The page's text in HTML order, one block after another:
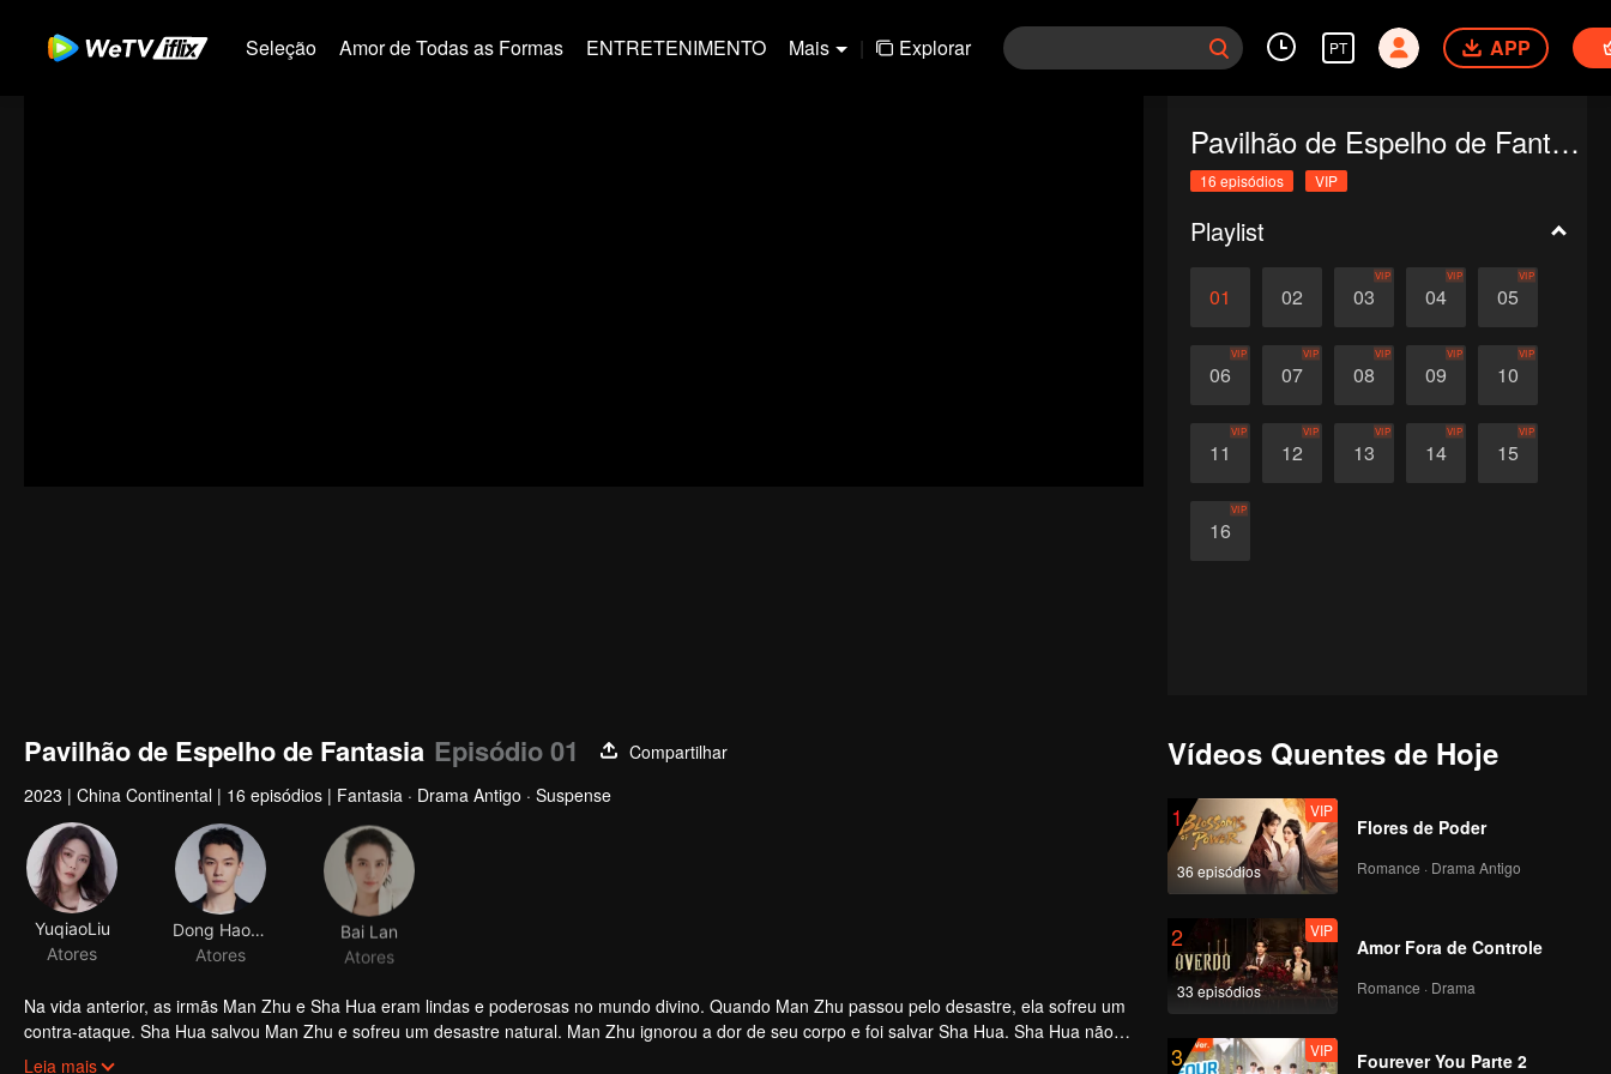
Seleção Amor de Todas as Formas ENTRETENIMENTO Mais | Explorar PT APP
Pavilhão de Espelho de Fantasia
16 episódios VIP
Playlist
01 02 03
VIP
04
VIP
05
VIP
06
VIP
07
VIP
08
VIP
09
VIP
10
VIP
11
VIP
12
VIP
13
VIP
14
VIP
15
VIP
16
VIP
Pavilhão de Espelho de Fantasia Episódio 01
Compartilhar
2023 | China Continental | 16 episódios | Fantasia · Drama Antigo · Suspense
YuqiaoLiu
Atores
Atores
Bai Lan
Atores
Na vida anterior, as irmãs Man Zhu e Sha Hua eram lindas e poderosas no mundo divino. Quando Man Zhu passou pelo desastre, ela sofreu um
contra-ataque. Sha Hua salvou Man Zhu e sofreu um desastre natural. Man Zhu ignorou a dor de seu corpo e foi salvar Sha Hua. Sha Hua não
conseguia ver a irmã sofrendo e decidiu se sacrificar. O deus ficou comovido com as emoções das duas irmãs e decidiu dar-lhes a oportunidade
Após o aparecimento de Man Zhu, surgiu uma lenda na movimentada cidade de Guangling. Havia um lugar na cidade chamado Pavilhão do
Leia mais
Vídeos Quentes de Hoje
1
36 episódios
VIP
Flores de Poder
Romance · Drama Antigo
2
33 episódios
VIP
Amor Fora de Controle
Romance · Drama
3 VIP
Fourever You Parte 2